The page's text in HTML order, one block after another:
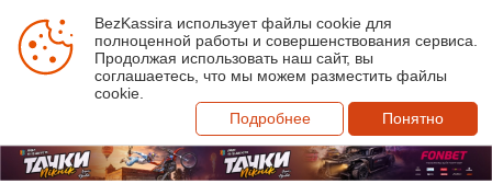
BezKassira использует файлы cookie для
полноценной работы и совершенствования сервиса.
Продолжая использовать наш сайт, вы
соглашаетесь, что мы можем разместить файлы
cookie.
Подробнее
Понятно